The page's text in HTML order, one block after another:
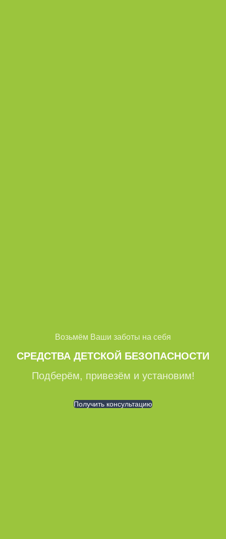
Возьмём Ваши заботы на себя
СРЕДСТВА ДЕТСКОЙ БЕЗОПАСНОСТИ
Подберём, привезём и установим!
Получить консультацию